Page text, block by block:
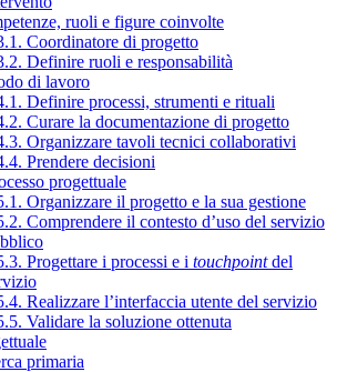
ruoli e figure coinvolte
Coordinatore di progetto
Definire ruoli e responsabilità
di lavoro
Definire processi, strumenti e rituali
Curare la documentazione di progetto
Organizzare tavoli tecnici collaborativi
Prendere decisioni
progettuale
Organizzare il progetto e la sua gestione
Comprendere il contesto d’uso del servizio
Progettare i processi e i touchpointdel
Realizzare l’interfaccia utente del servizio
Validare la soluzione ottenuta
primaria